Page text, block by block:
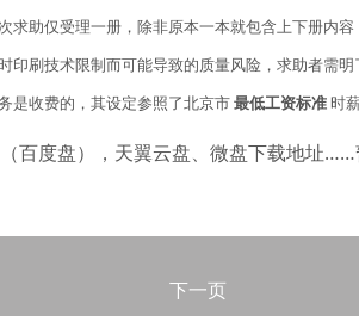
助仅受理一册，除非原本一本就包含上下册内容
刷技术限制而可能导致的质量风险，求助者需明
是收费的，其设定参照了北京市最低工资标准时
百度盘），天翼云盘、微盘下载地址……
下一页